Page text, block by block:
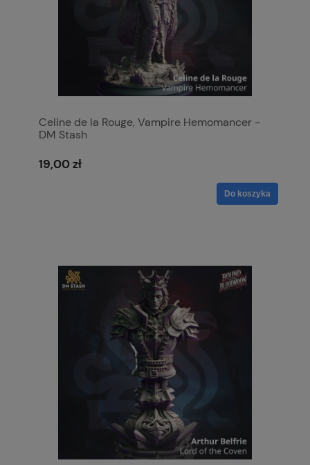
Celine de la Rouge, Vampire Hemomancer -
DM Stash
19,00 zł
Do koszyka